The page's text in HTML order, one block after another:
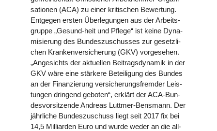
sa­tio­nen (ACA) zu einer kri­ti­schen Bewer­tung.
Entgegen ersten Über­le­gun­gen aus der Arbeits­
gruppe „Gesund-heit und Pflege“ ist keine Dyna­
mi­sie­rung des Bun­des­zu­schus­ses zur gesetz­li­
chen Kran­ken­ver­si­che­rung (GKV) vor­ge­se­hen.
„Ange­sichts der aktu­el­len Bei­trags­dy­na­mik in der
GKV wäre eine stärkere Betei­li­gung des Bundes
an der Finan­zie­rung ver­si­che­rungs­frem­der Leis­
tun­gen dringend geboten“, erklärt der ACA-Bun­
des­vor­sit­zende Andreas Luttmer-Bensmann. Der
jähr­li­che Bun­des­zu­schuss liegt seit 2017 fix bei
14,5 Mil­li­ar­den Euro und wurde weder an die all­